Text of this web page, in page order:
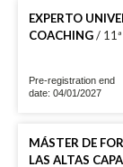
EXPERTO
COACHING/
Pre-registration end
date: 04/01/2027
MÁSTER DE
LAS ALTAS